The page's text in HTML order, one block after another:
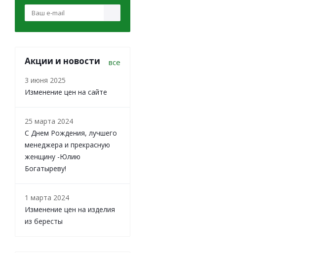
Акции и новости все
3 июня 2025
Изменение цен на сайте
25 марта 2024
С Днем Рождения, лучшего
менеджера и прекрасную
женщину -Юлию
Богатыреву!
1 марта 2024
Изменение цен на изделия
из бересты